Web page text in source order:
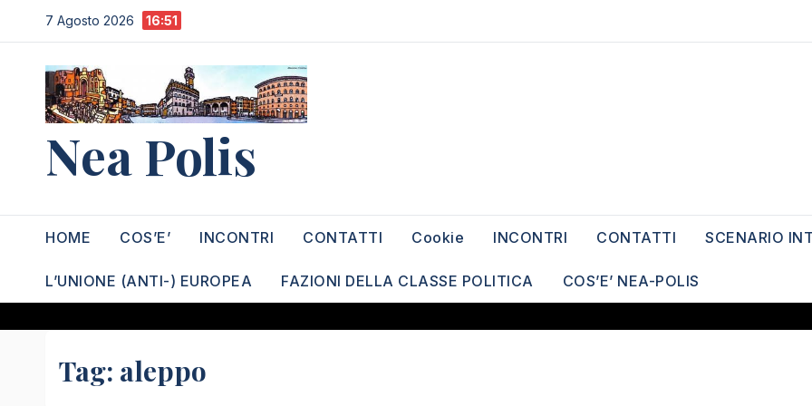
al
contenuto
7 Agosto 2026 16:51
Nea Polis
HOME COS’E’ INCONTRI CONTATTI Cookie INCONTRI CONTATTI SCENARIO
L’UNIONE (ANTI-) EUROPEA FAZIONI DELLA CLASSE POLITICA COS’E’ NEA-POLIS
Tag: aleppo